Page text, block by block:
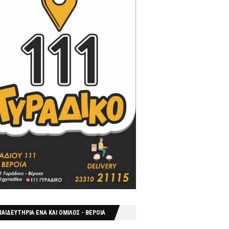
ΕΝΑ ΚΑΙ ΟΜΙΛΟΣ - ΒΕΡΟΙΑ